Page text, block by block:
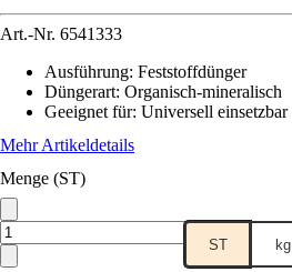
Art.-Nr. 6541333
Ausführung: Feststoffdünger
Düngerart: Organisch-mineralisch
Geeignet für: Universell einsetzbar
Mehr Artikeldetails
Menge (ST)
ST kg